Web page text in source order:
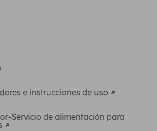
e instrucciones de uso
Servicio de alimentación para